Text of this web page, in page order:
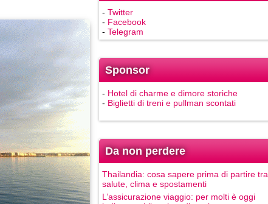
- Twitter
- Facebook
- Telegram
Sponsor
- Hotel di charme e dimore storiche
- Biglietti di treni e pullman scontati
Da non perdere
Thailandia: cosa sapere prima di partire tra
salute, clima e spostamenti
L’assicurazione viaggio: per molti è oggi